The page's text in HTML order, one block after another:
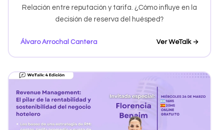
Relación entre reputación y tarifa. ¿Cómo influye en la
decisión de reserva del huésped?
Álvaro Arrochal Cantera Ver WeTalk →